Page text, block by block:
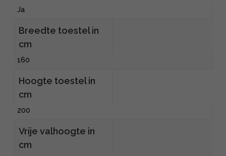
Ja
Breedte toestel in
cm
160
Hoogte toestel in
cm
200
Vrije valhoogte in
cm